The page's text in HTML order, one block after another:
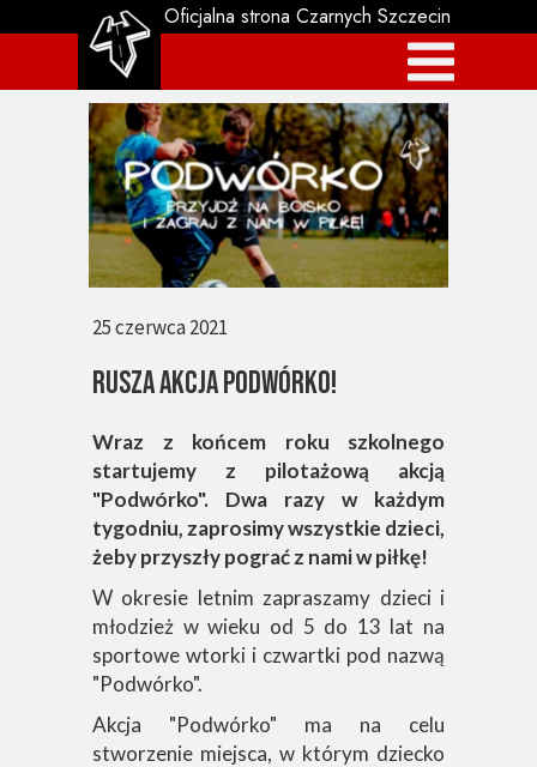
Wraz z końcem roku szkolnego
startujemy z pilotażową akcją
"Podwórko". Dwa razy w każdym
tygodniu, zaprosimy wszystkie dzieci,
żeby przyszły pograć z nami w piłkę!
W okresie letnim zapraszamy dzieci i
młodzież w wieku od 5 do 13 lat na
sportowe wtorki i czwartki pod nazwą
"Podwórko".
Akcja "Podwórko" ma na celu
stworzenie miejsca, w którym dziecko
rusza Akcja podwórko!
25 czerwca 2021
Oficjalna strona Czarnych Szczecin